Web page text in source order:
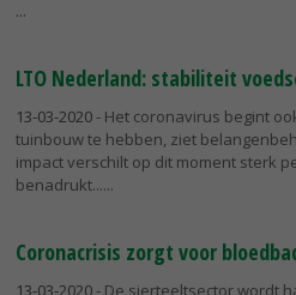
LTO Nederland: stabiliteit
13-03-2020- Het coronavirus begint
tuinbouw te hebben, ziet
impact verschilt op dit moment sterk
benadrukt...
Coronacrisis zorgt voor
13-03-2020- De sierteeltsector wordt